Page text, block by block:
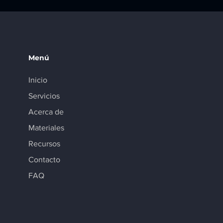
Menú
Inicio
Servicios
Acerca de
Materiales
Recursos
Contacto
FAQ